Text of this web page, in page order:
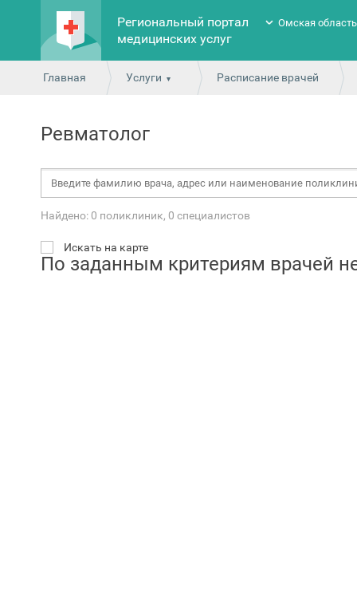
Региональный портал
медицинских услуг
Омская область
Главная Услуги Расписание врачей
Ревматолог
Найдено: 0 поликлиник, 0 специалистов
Искать на карте
По заданным критериям врачей